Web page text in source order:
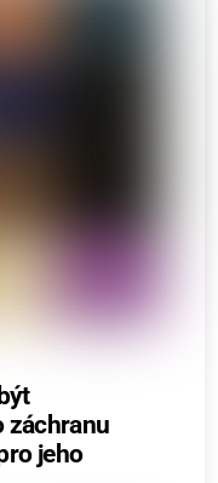
záchranu
jeho